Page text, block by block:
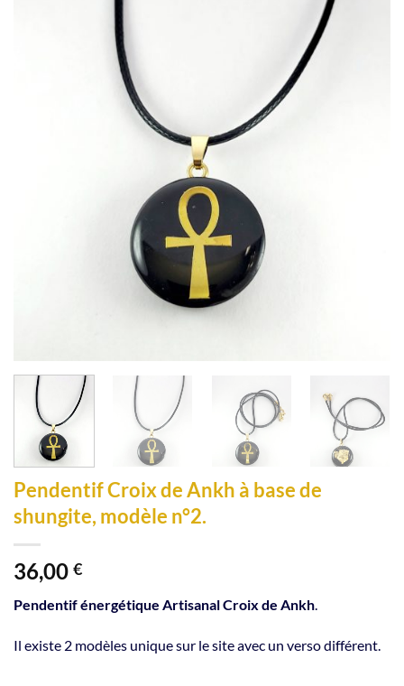
Pendentif Croix de Ankh à base de
shungite, modèle n°2.
36,00 €
Pendentif énergétique Artisanal Croix de Ankh
Il existe 2 modèles unique sur le site avec un verso différent.